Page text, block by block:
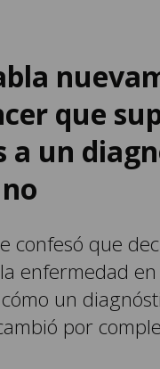
que
a un
confesó que
enfermedad
un
por